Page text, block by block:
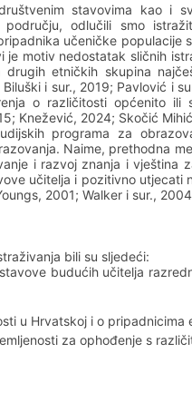
stavovima kao i
odlučili smo
učeničke populacije
motiv nedostatak sličnih
etničkih skupina
i sur., 2019; Pavlović i
o različitosti općenito ili
Knežević, 2024; Skočić
programa za
Naime, prethodna
i razvoj znanja i vještina
učitelja i pozitivno utjecati
2001; Walker i sur.,
bili su sljedeći:
budućih učitelja
u Hrvatskoj i o pripadnicima
za ophođenje s